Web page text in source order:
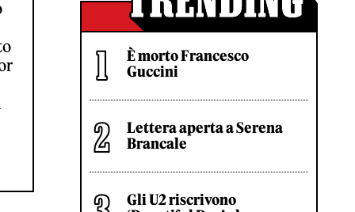
È morto Francesco
Guccini
Lettera aperta a Serena
Brancale
Gli U2 riscrivono